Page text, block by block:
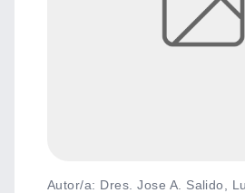
Autor/a: Dres. Jose A. Salido,